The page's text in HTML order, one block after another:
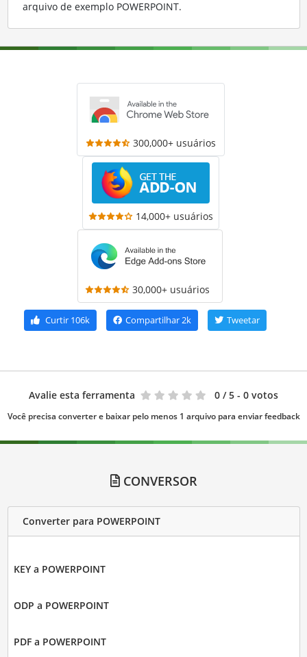
arquivo de exemplo POWERPOINT.
300,000+ usuários
14,000+ usuários
30,000+ usuários
Curtir 106k Compartilhar 2k Tweetar
Avalie esta ferramenta 0 / 5 - 0 votos
Você precisa converter e baixar pelo menos 1 arquivo para enviar feedback
CONVERSOR
Converter para POWERPOINT
KEY a POWERPOINT
ODP a POWERPOINT
PDF a POWERPOINT